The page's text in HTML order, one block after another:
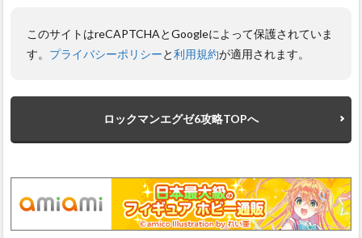
このサイトはreCAPTCHAとGoogleによって保護されていま
す。 プライバシーポリシーと利用規約が適用されます。
ロックマンエグゼ6攻略TOPへ